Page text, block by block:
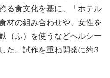
る食文化を基に、「ホテル
材の組み合わせや、女性を
（ふ）を使うなどヘルシー
た。試作を重ね開発に約3